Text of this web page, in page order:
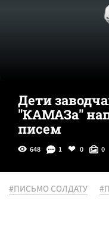
Дети
"КАМАЗа"
писем
648 1 0 0
#ПИСЬМО СОЛДАТУ